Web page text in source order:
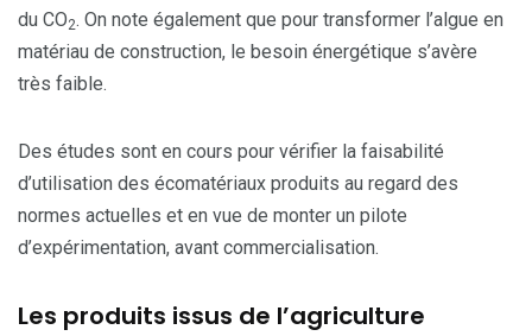
du CO2. On note également que pour transformer l’algue en
matériau de construction, le besoin énergétique s’avère
très faible.
Des études sont en cours pour vérifier la faisabilité
d’utilisation des écomatériaux produits au regard des
normes actuelles et en vue de monter un pilote
d’expérimentation, avant commercialisation.
Les produits issus de l’agriculture